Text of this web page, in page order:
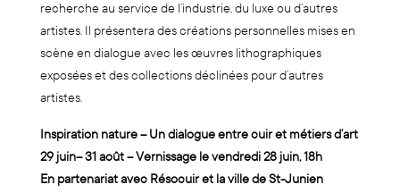
recherche au service de l’industrie, du luxe ou d’autres
artistes. Il présentera des créations personnelles mises en
scène en dialogue avec les œuvres lithographiques
exposées et des collections déclinées pour d’autres
artistes.
Inspiration nature –Un dialogue entre cuir et métiers d’art
29 juin– 31 août –Vernissage le vendredi 28 juin, 18h
En partenariat avec Résocuir et la ville de St-Junien